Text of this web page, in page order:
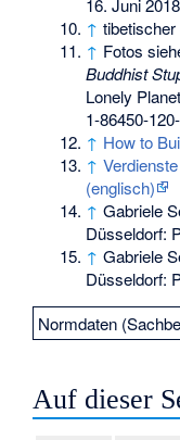
16. Juni 2018
↑
↑ Fotos
Buddhist
Lonely
1-86450-
↑ How to
↑
(englisch)
↑ Gabriele
Düsseldorf:
↑ Gabriele
Düsseldorf:
Normdaten
Auf dieser